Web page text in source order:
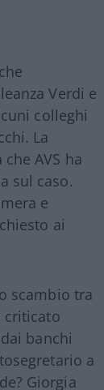
Verdi e
colleghi
La
AVS ha
sul caso.
e
ai
scambio tra
criticato
banchi
a
Giorgia